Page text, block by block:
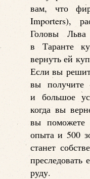
вам, что
Importers),
Головы
в Таранте
вернуть ей
Если вы
вы получите
и большое
когда вы
вы поможете
опыта и 500
станет
руду.